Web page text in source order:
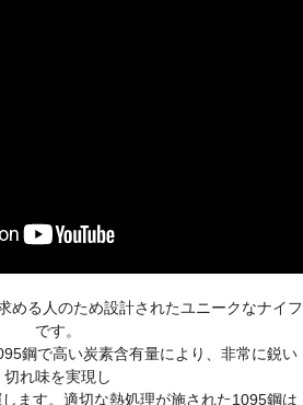
める人のため設計されたユニークなナイフ
です。
鋼で高い炭素含有量により、非常に鋭い
切れ味を実現し
ます。適切な熱処理が施された1095鋼は